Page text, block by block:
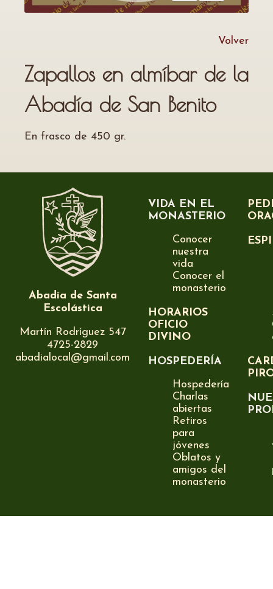
Volver
Zapallos en almíbar de la
Abadía de San Benito
En frasco de 450 gr.
Abadía de Santa
Escolástica
Martín Rodríguez 547
4725-2829
abadialocal@gmail.com
VIDA EN EL
MONASTERIO
Conocer
nuestra
vida
Conocer el
monasterio
HORARIOS
OFICIO
DIVINO
HOSPEDERÍA
Hospedería
Charlas
abiertas
Retiros
para
jóvenes
Oblatos y
amigos del
monasterio